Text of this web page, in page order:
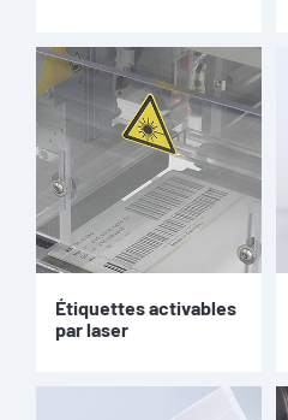
Étiquettes activables
par laser